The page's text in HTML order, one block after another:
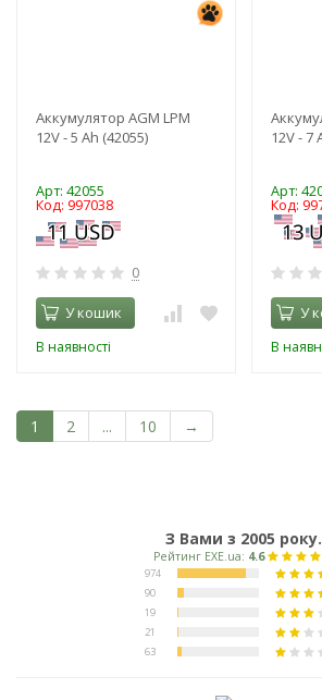
Аккумулятор AGM LPM
12V - 5 Ah (42055)
Арт: 42055
Код: 997038
0
У кошик
В наявності
12V - 7
Арт:
Код:
У
В
1 2 ... 10 →
З Вами з 2005 року.